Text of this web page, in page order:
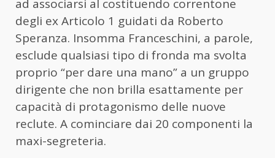
ad associarsi al costituendo correntone
degli ex Articolo 1 guidati da Roberto
Speranza. Insomma Franceschini, a parole,
esclude qualsiasi tipo di fronda ma svolta
proprio “per dare una mano” a un gruppo
dirigente che non brilla esattamente per
capacità di protagonismo delle nuove
reclute. A cominciare dai 20 componenti la
maxi-segreteria.